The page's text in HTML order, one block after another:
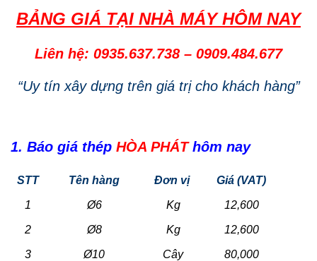
BẢNG GIÁ TẠI NHÀ MÁY HÔM NAY
Liên hệ: 0935.637.738 – 0909.484.677
“Uy tín xây dựng trên giá trị cho khách hàng”
1. Báo giá thép HÒA PHÁThôm nay
STT Tên hàng Đơn vị Giá (VAT)
1 Ø6 Kg 12,600
2 Ø8 Kg 12,600
3 Ø10 Cây 80,000